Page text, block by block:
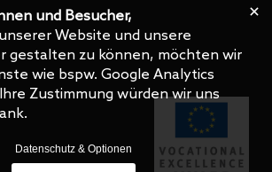
und Besucher,
Website und unsere
gestalten zu können, möchten wir
wie bspw. Google Analytics
Zustimmung würden wir uns
Datenschutz & Optionen